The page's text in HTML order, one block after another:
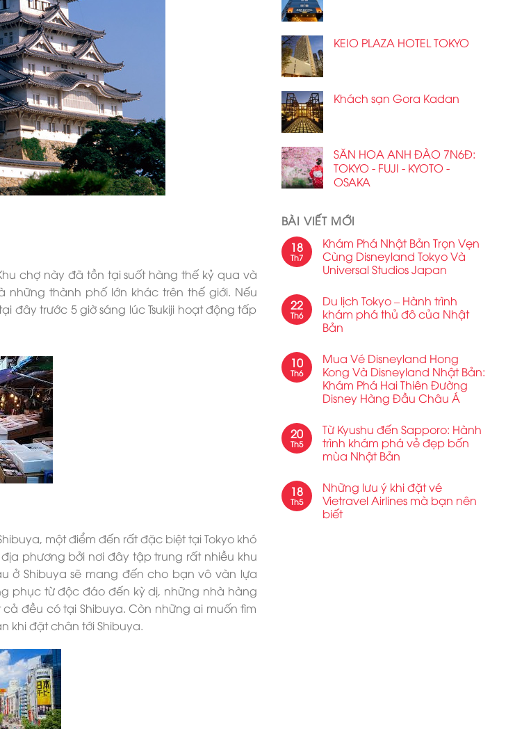
chợ này đã tồn tại suốt hàng thế kỷ qua và
thành phố lớn khác trên thế giới. Nếu
đây trước 5 giờ sáng lúc Tsukiji hoạt động tấp
một điểm đến rất đặc biệt tại Tokyo khó
phương bởi nơi đây tập trung rất nhiều khu
ở Shibuya sẽ mang đến cho bạn vô vàn lựa
phục từ độc đáo đến kỳ dị, những nhà hàng
đều có tại Shibuya. Còn những ai muốn tìm
khi đặt chân tới Shibuya.
KEIO PLAZA HOTEL TOKYO
Khách sạn Gora Kadan
SĂN HOA ANH ĐÀO 7N6Đ:
TOKYO - FUJI - KYOTO -
OSAKA
BÀI VIẾT MỚI
18
Th7
Khám Phá Nhật Bản Trọn Vẹn
Cùng Disneyland Tokyo Và
Universal Studios Japan
22
Th6
Du lịch Tokyo – Hành trình
khám phá thủ đô của Nhật
Bản
10
Th6
Mua Vé Disneyland Hong
Kong Và Disneyland Nhật Bản:
Khám Phá Hai Thiên Đường
Disney Hàng Đầu Châu Á
20
Th5
Từ Kyushu đến Sapporo: Hành
trình khám phá vẻ đẹp bốn
mùa Nhật Bản
18
Th5
Những lưu ý khi đặt vé
Vietravel Airlines mà bạn nên
biết